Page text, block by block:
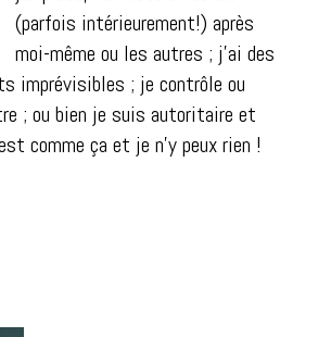
(parfois intérieurement!) après
moi-même ou les autres ; j’ai des
imprévisibles ; je contrôle ou
; ou bien je suis autoritaire et
comme ça et je n’y peux rien !